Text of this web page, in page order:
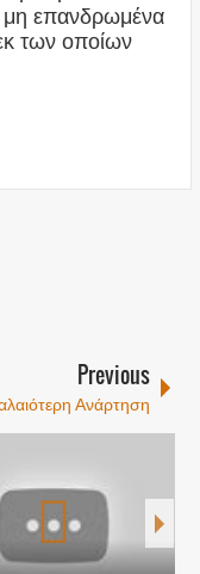
επανδρωμένα
των οποίων
Previous
Ανάρτηση